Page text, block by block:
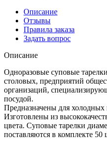
Описание
Отзывы
Правила заказа
Задать вопрос
Описание
Одноразовые суповые
столовых, предприятий
организаций,
посудой.
Предназначены для
Изготовлены из
цвета. Суповые тарелки
поставляются в комплекте 50